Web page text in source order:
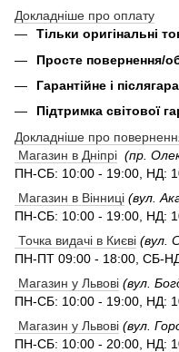
Докладніше про оплату
Тільки оригінальні
Просте повернення/
Гарантійне і
Підтримка світової
Докладніше про
Магазин в Дніпрі (пр.
ПН-СБ: 10:00 - 19:00, НД:
Магазин в Вінниці (вул.
ПН-СБ: 10:00 - 19:00, НД:
Точка видачі в Києві (вул.
ПН-ПТ 09:00 - 18:00, СБ-
Магазин у Львові (вул.
ПН-СБ: 10:00 - 19:00, НД:
Магазин у Львові (вул.
ПН-СБ: 10:00 - 20:00, НД: